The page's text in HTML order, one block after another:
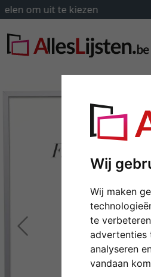
Wij
Wij maken
te
advertenties
analyseren
vandaan
✓30 merken en
Terug